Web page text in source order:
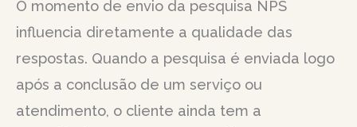
O momento de envio da pesquisa NPS
influencia diretamente a qualidade das
respostas. Quando a pesquisa é enviada logo
após a conclusão de um serviço ou
atendimento, o cliente ainda tem a